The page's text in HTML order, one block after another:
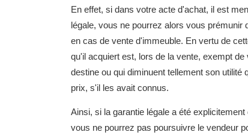
En effet, si dans votre acte d'achat, il est
légale, vous ne pourrez alors vous prémunir
en cas de vente d'immeuble. En vertu de
qu'il acquiert est, lors de la vente, exempt
destine ou qui diminuent tellement son utilité
prix, s'il les avait connus.
Ainsi, si la garantie légale a été
vous ne pourrez pas poursuivre le vendeur